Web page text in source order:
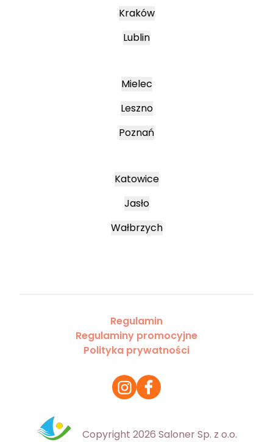
Kraków
Lublin
Mielec
Leszno
Poznań
Katowice
Jasło
Wałbrzych
Regulamin
Regulaminy promocyjne
Polityka prywatności
Copyright 2026 Saloner Sp. z o.o.